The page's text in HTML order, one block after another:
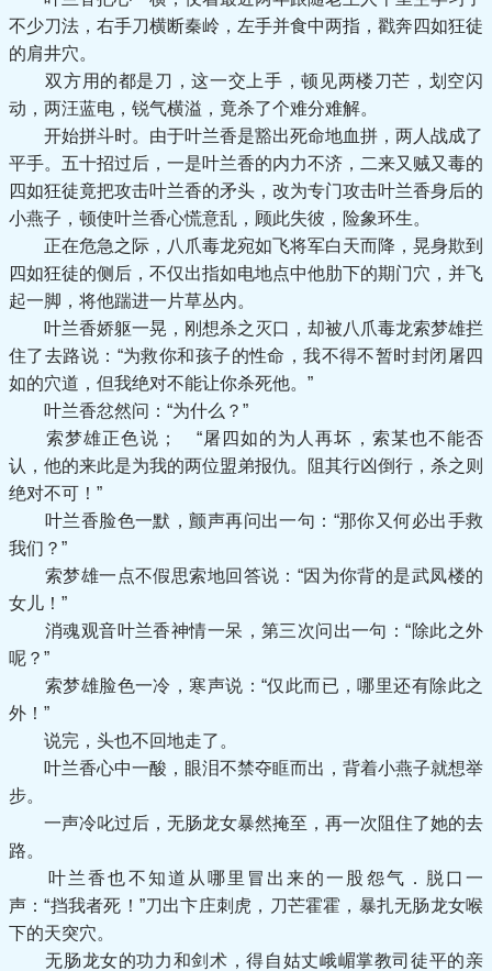
不少刀法，右手刀横断秦岭，左手并食中两指，戳奔四如狂徒
的肩井穴。
双方用的都是刀，这一交上手，顿见两楼刀芒，划空闪
动，两汪蓝电，锐气横溢，竟杀了个难分难解。
开始拼斗时。由于叶兰香是豁出死命地血拼，两人战成了
平手。五十招过后，一是叶兰香的内力不济，二来又贼又毒的
四如狂徒竟把攻击叶兰香的矛头，改为专门攻击叶兰香身后的
小燕子，顿使叶兰香心慌意乱，顾此失彼，险象环生。
正在危急之际，八爪毒龙宛如飞将军白天而降，晃身欺到
四如狂徒的侧后，不仅出指如电地点中他肋下的期门穴，并飞
起一脚，将他踹进一片草丛内。
叶兰香娇躯一晃，刚想杀之灭口，却被八爪毒龙索梦雄拦
住了去路说：“为救你和孩子的性命，我不得不暂时封闭屠四
如的穴道，但我绝对不能让你杀死他。”
叶兰香忿然问：“为什么？”
索梦雄正色说； “屠四如的为人再坏，索某也不能否
认，他的来此是为我的两位盟弟报仇。阻其行凶倒行，杀之则
绝对不可！”
叶兰香脸色一默，颤声再问出一句：“那你又何必出手救
我们？”
索梦雄一点不假思索地回答说：“因为你背的是武凤楼的
女儿！”
消魂观音叶兰香神情一呆，第三次问出一句：“除此之外
呢？”
索梦雄脸色一冷，寒声说：“仅此而已，哪里还有除此之
外！”
说完，头也不回地走了。
叶兰香心中一酸，眼泪不禁夺眶而出，背着小燕子就想举
步。
一声冷叱过后，无肠龙女暴然掩至，再一次阻住了她的去
路。
叶兰香也不知道从哪里冒出来的一股怨气．脱口一
声：“挡我者死！”刀出卞庄刺虎，刀芒霍霍，暴扎无肠龙女喉
下的天突穴。
无肠龙女的功力和剑术，得自姑丈峨嵋掌教司徒平的亲